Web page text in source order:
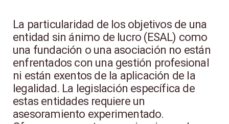
La particularidad de los objetivos de una
entidad sin ánimo de lucro (ESAL) como
una fundación o una asociación no están
enfrentados con una gestión profesional
ni están exentos de la aplicación de la
legalidad. La legislación específica de
estas entidades requiere un
asesoramiento experimentado.